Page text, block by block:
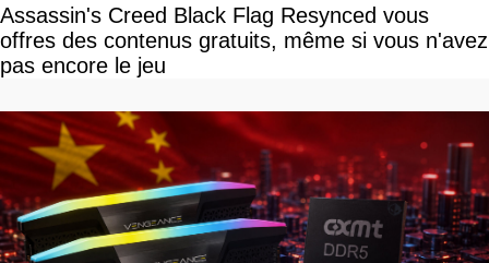
Assassin's Creed Black Flag Resynced vous
offres des contenus gratuits, même si vous n'avez
pas encore le jeu